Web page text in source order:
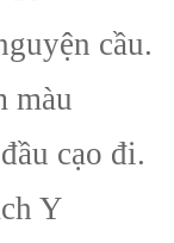
cầu.
màu
cạo đi.
Y